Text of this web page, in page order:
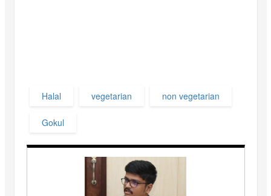
Halal vegetarian non vegetarian
Gokul